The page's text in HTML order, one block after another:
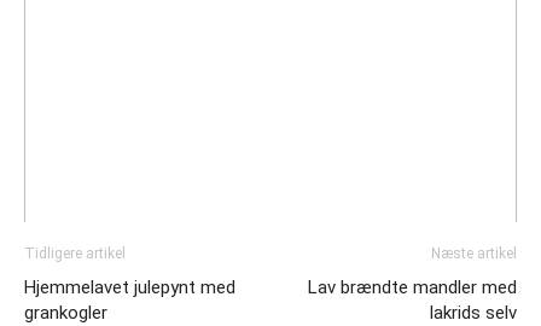
Tidligere artikel
Hjemmelavet julepynt med
grankogler
Næste artikel
Lav brændte mandler med
lakrids selv